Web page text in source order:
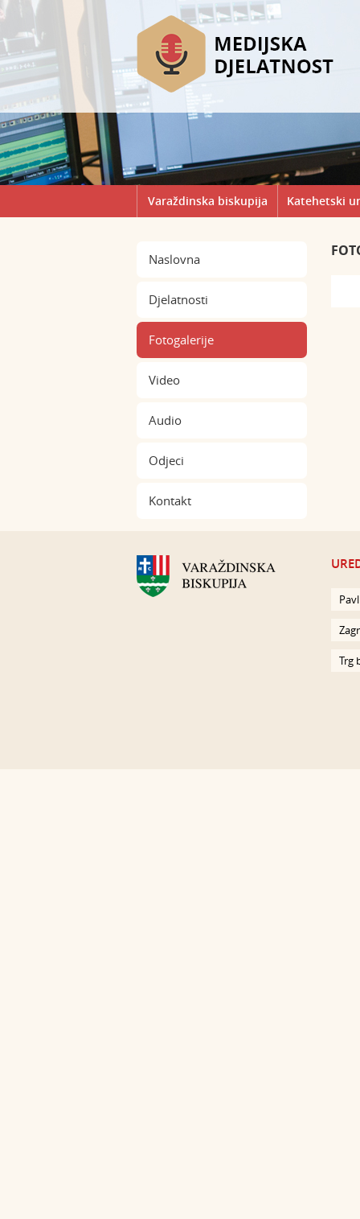
Varaždinska biskupija Katehetski
Naslovna
Djelatnosti
Fotogalerije
Video
Audio
Odjeci
Kontakt
Trg